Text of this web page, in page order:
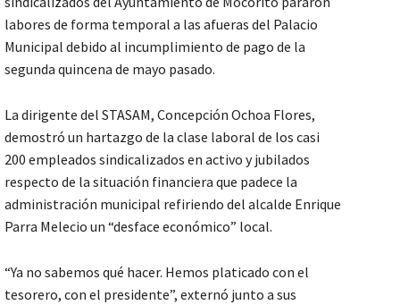
labores de forma temporal a las afueras del Palacio
Municipal debido al incumplimiento de pago de la
segunda quincena de mayo pasado.
La dirigente del STASAM, Concepción Ochoa Flores,
demostró un hartazgo de la clase laboral de los casi
200 empleados sindicalizados en activo y jubilados
respecto de la situación financiera que padece la
administración municipal refiriendo del alcalde Enrique
Parra Melecio un “desface económico” local.
“Ya no sabemos qué hacer. Hemos platicado con el
tesorero, con el presidente”, externó junto a sus